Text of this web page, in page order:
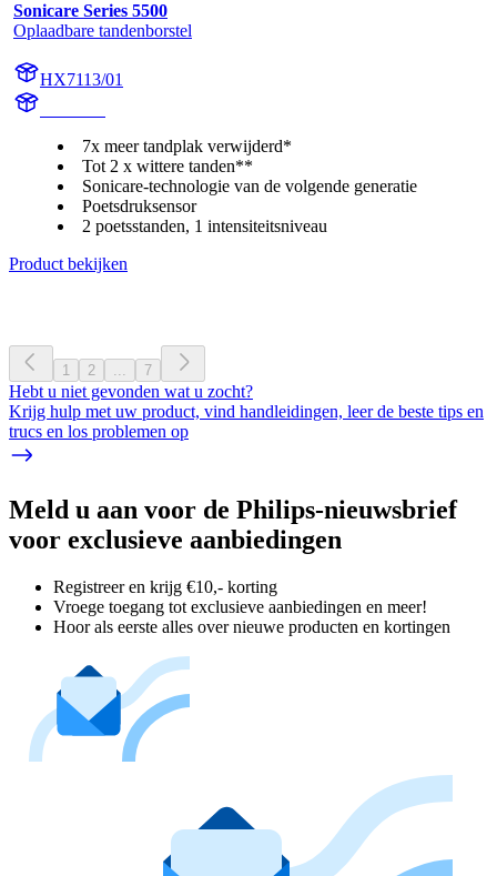
Sonicare Series 5500
Oplaadbare tandenborstel
HX7113/01
7x meer tandplak verwijderd*
Tot 2 x wittere tanden**
Sonicare-technologie van de volgende generatie
Poetsdruksensor
2 poetsstanden, 1 intensiteitsniveau
Product bekijken
1 2 ... 7
Hebt u niet gevonden wat u zocht?
Krijg hulp met uw product, vind handleidingen, leer de beste tips en
trucs en los problemen op
Meld u aan voor de Philips-nieuwsbrief
voor exclusieve aanbiedingen
Registreer en krijg €10,- korting
Vroege toegang tot exclusieve aanbiedingen en meer!
Hoor als eerste alles over nieuwe producten en kortingen